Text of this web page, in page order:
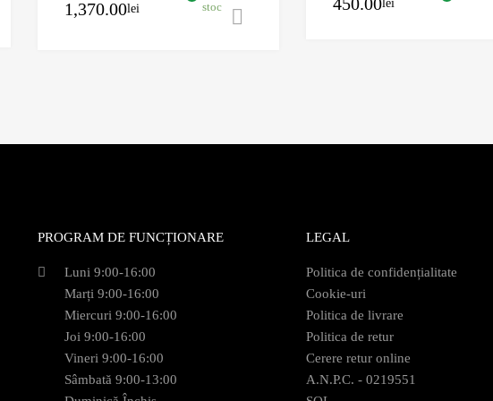
Adaugă în coș1,370.00lei
stoc
lei
PROGRAM DE FUNCȚIONARE
Luni 9:00-16:00
Marți 9:00-16:00
Miercuri 9:00-16:00
Joi 9:00-16:00
Vineri 9:00-16:00
Sâmbată 9:00-13:00
LEGAL
Politica de confidențialitate
Cookie-uri
Politica de livrare
Politica de retur
Cerere retur online
A.N.P.C. - 0219551